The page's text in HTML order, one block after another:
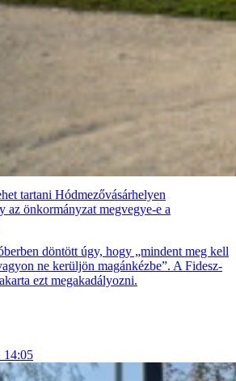
tartani Hódmezővásárhelyen
az önkormányzat megvegye-e a
döntött úgy, hogy „mindent meg kell
ne kerüljön magánkézbe”. A Fidesz-
ezt megakadályozni.
14:05